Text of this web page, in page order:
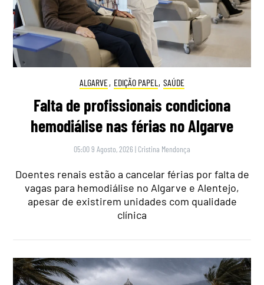
ALGARVE, EDIÇÃO PAPEL , SAÚDE
Falta de profissionais condiciona
hemodiálise nas férias no Algarve
05:00 9 Agosto, 2026 | Cristina Mendonça
Doentes renais estão a cancelar férias por falta de
vagas para hemodiálise no Algarve e Alentejo,
apesar de existirem unidades com qualidade
clínica